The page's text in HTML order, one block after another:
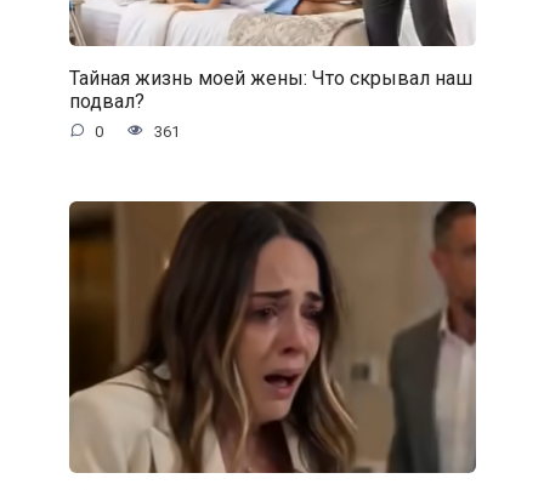
Тайная жизнь моей жены: Что скрывал наш
подвал?
0 361